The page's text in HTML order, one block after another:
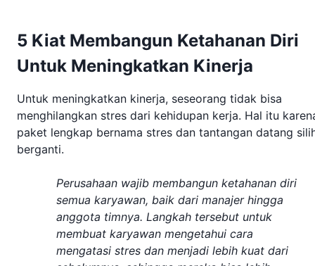
5 Kiat Membangun Ketahanan Diri
Untuk Meningkatkan Kinerja
Untuk meningkatkan kinerja, seseorang tidak bisa
menghilangkan stres dari kehidupan kerja. Hal itu
paket lengkap bernama stres dan tantangan datang
berganti.
Perusahaan wajib membangun ketahanan diri
semua karyawan, baik dari manajer hingga
anggota timnya. Langkah tersebut untuk
membuat karyawan mengetahui cara
mengatasi stres dan menjadi lebih kuat dari